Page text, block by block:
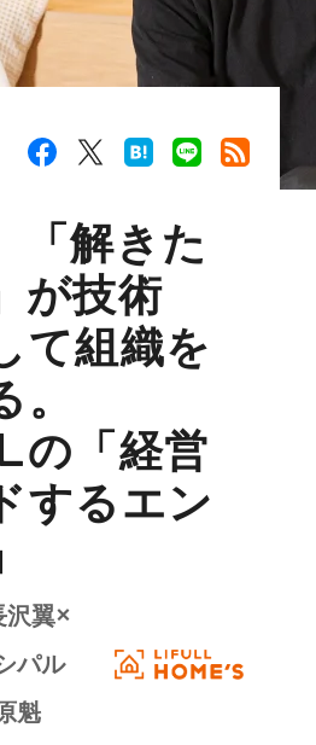
「解きた
が技術
て組織を
「経営
するエン
翼×
パル
魁